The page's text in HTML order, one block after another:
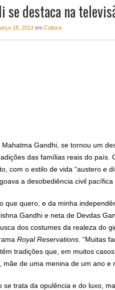
NOTÍCIAS PERFIL
CONTATO
se destaca na
18, 2013em Cultura
Gandhi, se tornou um
das famílias reais do país.
com o estilo de vida “austero e
a desobediência civil
que quero, e da minha
Gandhi e neta de Devdas
dos costumes da realeza do
Royal Reservations. “Muitas
tradições que, em muitos
mãe de uma menina de um ano e
se trata da opulência e do luxo,